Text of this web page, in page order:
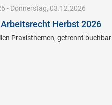
- Donnerstag, 03.12.2026
Herbst 2026
Praxisthemen, getrennt buchbar